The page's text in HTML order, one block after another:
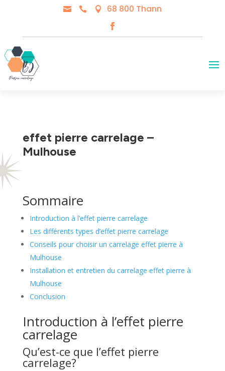
   68 800 Thann
effet pierre carrelage –
Mulhouse
Sommaire
Introduction à l’effet pierre carrelage
Les différents types d’effet pierre carrelage
Conseils pour choisir un carrelage effet pierre à
Mulhouse
Installation et entretien du carrelage effet pierre à
Mulhouse
Conclusion
Introduction à l’effet pierre
carrelage
Qu’est-ce que l’effet pierre
carrelage?